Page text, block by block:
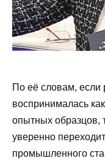
По её словам, если
воспринималась
опытных образцов,
уверенно
промышленного